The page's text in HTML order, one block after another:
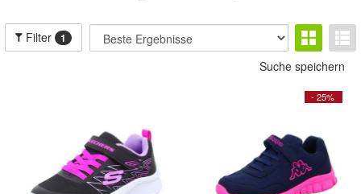
Filter 1
Suche speichern
- 25%